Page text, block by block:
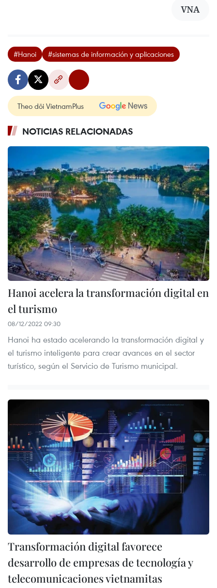
VNA
#Hanoi #sistemas de información y aplicaciones
Theo dõi VietnamPlus
NOTICIAS RELACIONADAS
Hanoi acelera la transformación digital en
el turismo
08/12/2022 09:30
Hanoi ha estado acelerando la transformación digital y
el turismo inteligente para crear avances en el sector
turístico, según el Servicio de Turismo municipal.
Transformación digital favorece
desarrollo de empresas de tecnología y
telecomunicaciones vietnamitas